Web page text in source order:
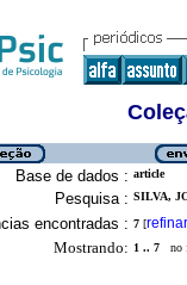
Base de dados : article
Pesquisa : SILVA,
encontradas : 7 [refinar
Mostrando: 1 .. 7 no